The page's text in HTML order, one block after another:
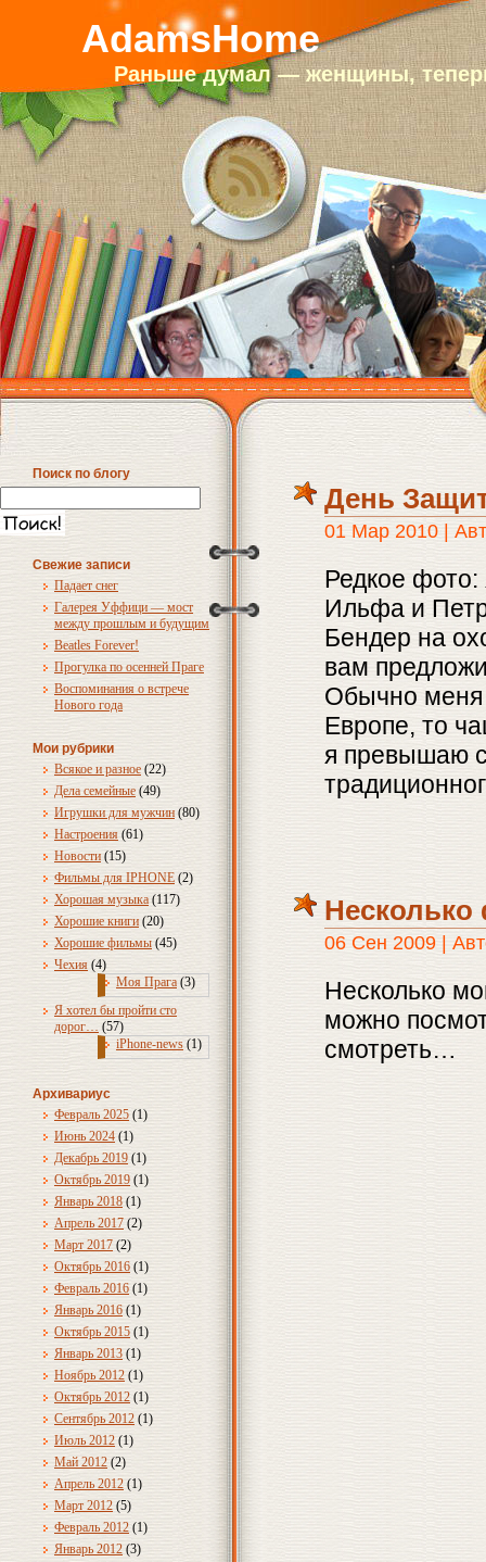
AdamsHome
Раньше думал — женщины,
Поиск по блогу
Свежие записи
Падает снег
Галерея Уффици — мост
между прошлым и будущим
Beatles Forever!
Прогулка по осенней Праге
Воспоминания о встрече
Нового года
Мои рубрики
Всякое и разное (22)
Дела семейные (49)
Игрушки для мужчин (80)
Настроения (61)
Новости (15)
Фильмы для IPHONE (2)
Хорошая музыка (117)
Хорошие книги (20)
Хорошие фильмы (45)
Чехия (4)
Моя Прага (3)
Я хотел бы пройти сто
дорог… (57)
iPhone-news (1)
Архивариус
Февраль 2025 (1)
Июнь 2024 (1)
Декабрь 2019 (1)
Октябрь 2019 (1)
Январь 2018 (1)
Апрель 2017 (2)
Март 2017 (2)
Октябрь 2016 (1)
Февраль 2016 (1)
Январь 2016 (1)
Октябрь 2015 (1)
Январь 2013 (1)
Ноябрь 2012 (1)
Октябрь 2012 (1)
Сентябрь 2012 (1)
Июль 2012 (1)
Май 2012 (2)
Апрель 2012 (1)
Март 2012 (5)
Февраль 2012 (1)
Январь 2012 (3)
День
01 Мар 2010 |
Редкое фото:
Ильфа и
Бендер на
вам
Обычно меня
Европе, то
я превышаю
06 Сен 2009 |
Несколько
можно
смотреть…